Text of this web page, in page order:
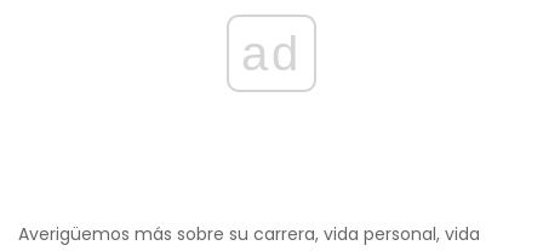
ad
Averigüemos más sobre su carrera, vida personal, vida